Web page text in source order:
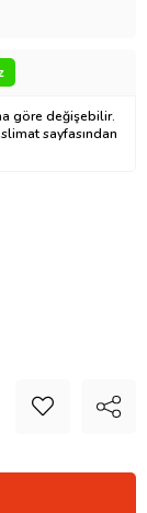
göre değişebilir.
sayfasından